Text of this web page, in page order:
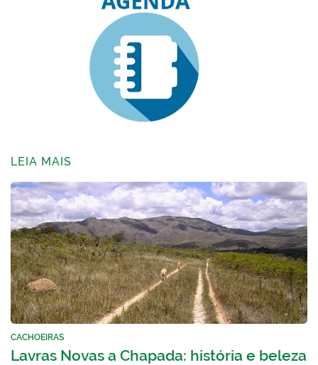
LEIA MAIS
CACHOEIRAS
Lavras Novas a Chapada: história e beleza